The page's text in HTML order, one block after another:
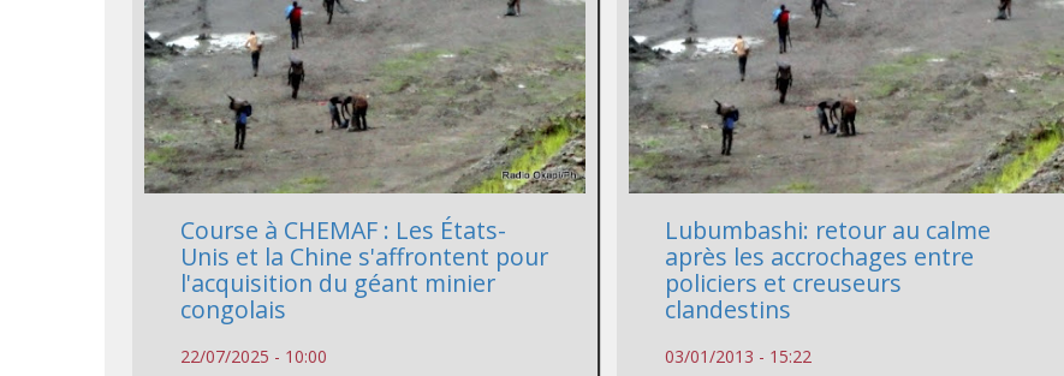
Course à CHEMAF : Les États-
Unis et la Chine s'affrontent pour
l'acquisition du géant minier
congolais
22/07/2025 - 10:00
Lubumbashi: retour au calme
après les accrochages entre
policiers et creuseurs
clandestins
03/01/2013 - 15:22